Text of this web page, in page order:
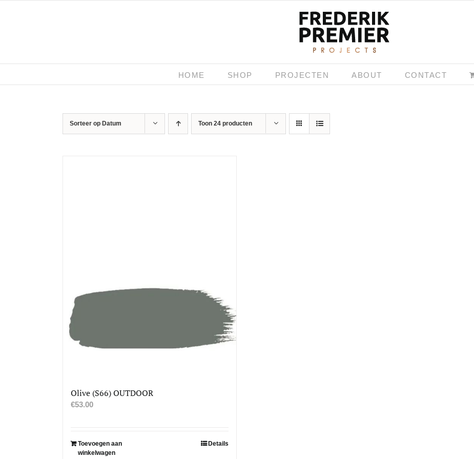
HOME SHOP PROJECTEN ABOUT CONTACT
Sorteer op Datum Toon 24 producten
Olive (S66) OUTDOOR
€53.00
Toevoegen aan
winkelwagen
Details